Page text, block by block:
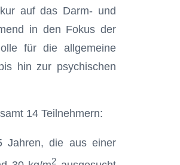
auf das Darm- und
in den Fokus der
für die allgemeine
hin zur psychischen
14 Teilnehmern:
Jahren, die aus einer
2